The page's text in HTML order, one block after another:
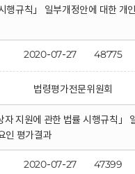
행규칙」 일부개정안에 대한 개
2020-07-27 48775
법령평가전문위원회
자 지원에 관한 법률 시행규칙」
인 평가결과
2020-07-27 47399